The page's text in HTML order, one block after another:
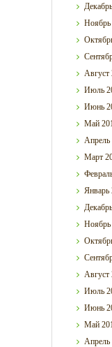
Август
Июль
Июнь
Май
Апрель
Март
Январь
Август
Июль
Июнь
Май
Апрель